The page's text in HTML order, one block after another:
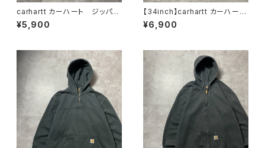
carhartt カーハート ジッパー
フライ 裏地ブランケット付き
レザーパッチ 濃紺 デニムパ
¥5,900
【34inch】carhartt カーハー
ト ジッパーフライ リップスト
ップ ネイビー カーゴショー
¥6,900